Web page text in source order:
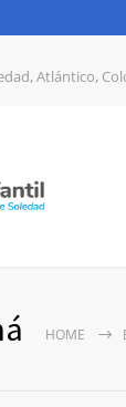
Atlántico,
HOME